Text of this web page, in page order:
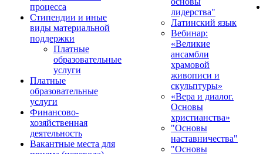
процесса
Стипендии и иные
виды материальной
поддержки
Платные
образовательные
услуги
Платные
образовательные
услуги
Финансово-
хозяйственная
деятельность
Вакантные места для
лидерства"
Латинский язык
Вебинар:
«Великие
ансамбли
храмовой
живописи и
скульптуры»
«Вера и диалог.
Основы
христианства»
"Основы
наставничества"
"Основы